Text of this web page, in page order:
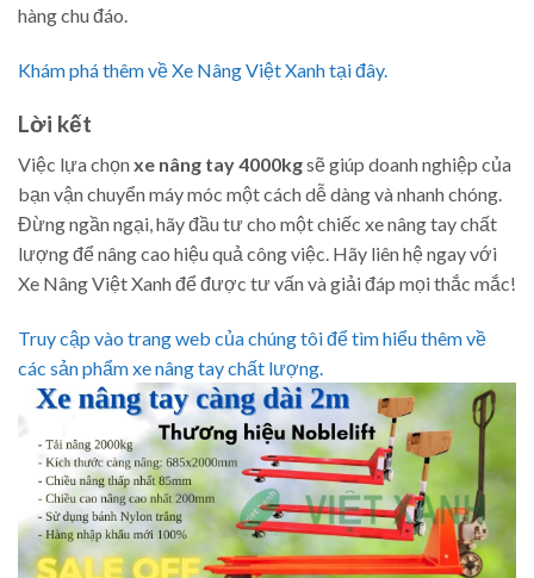
hàng chu đáo.
Khám phá thêm về Xe Nâng Việt Xanh tại đây.
Lời kết
Việc lựa chọnxe nâng tay 4000kgsẽ giúp doanh nghiệp của
bạn vận chuyển máy móc một cách dễ dàng và nhanh chóng.
Đừng ngần ngại, hãy đầu tư cho một chiếc xe nâng tay chất
lượng để nâng cao hiệu quả công việc. Hãy liên hệ ngay với
Xe Nâng Việt Xanh để được tư vấn và giải đáp mọi thắc mắc!
Truy cập vào trang web của chúng tôi để tìm hiểu thêm về
các sản phẩm xe nâng tay chất lượng.